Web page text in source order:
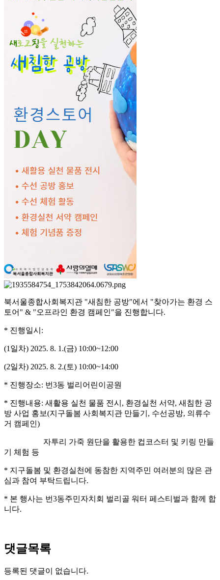
북서울종합사회복지관 "새침한 공방"에서 "찾아가는 환경 스
토어" & "오프라인 환경 캠페인"을 진행합니다.
* 진행일시:
(1일차) 2025. 8. 1.(금) 10:00~12:00
(2일차) 2025. 8. 2.(토) 10:00~14:00
* 진행장소: 번3동 벌리어린이공원
* 진행내용: 새활용 실천 물품 전시, 환경실천 서약, 새침한 공
방 사업 홍보(지구돌봄 사회복지관 만들기, 수선공방, 의류수
거 캠페인)
자투리 가죽 원단을 활용한 컵코스터 및 키링 만들
기 체험 등
* 지구돌봄 및 환경실천에 동참한 지역주민 여러분의 많은 관
심과 참여 부탁드립니다.
* 본 행사는 번3동주민자치회 벌리골 워터 페스티벌과 함께 합
니다.
댓글목록
등록된 댓글이 없습니다.